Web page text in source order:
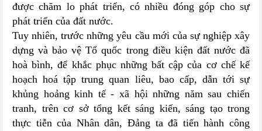
được chăm lo phát triển, có nhiều đóng góp cho sự
phát triển của đất nước.
Tuy nhiên, trước những yêu cầu mới của sự nghiệp xây
dựng và bảo vệ Tổ quốc trong điều kiện đất nước đã
hoà bình, để khắc phục những bất cập của cơ chế kế
hoạch hoá tập trung quan liêu, bao cấp, dẫn tới sự
khủng hoảng kinh tế - xã hội những năm sau chiến
tranh, trên cơ sở tổng kết sáng kiến, sáng tạo trong
thực tiễn của Nhân dân, Đảng ta đã tiến hành công